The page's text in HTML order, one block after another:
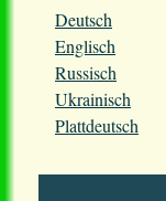
Deutsch
Englisch
Russisch
Ukrainisch
Plattdeutsch